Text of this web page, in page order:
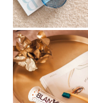
BLANX
ZUBNÁ